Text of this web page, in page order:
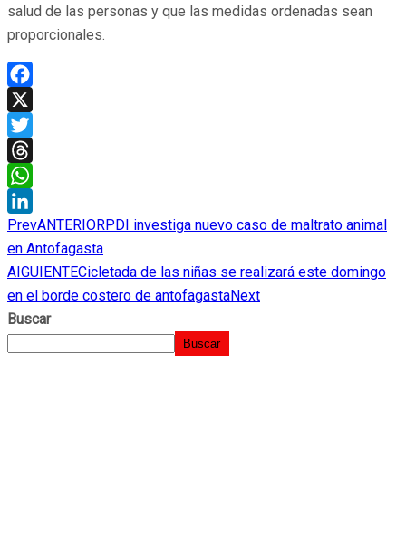
salud de las personas y que las medidas ordenadas sean
proporcionales.
Facebook
X
Twitter
Threads
WhatsApp
LinkedIn
PrevANTERIORPDI investiga nuevo caso de maltrato animal
en Antofagasta
AIGUIENTECicletada de las niñas se realizará este domingo
en el borde costero de antofagastaNext
Buscar
Buscar